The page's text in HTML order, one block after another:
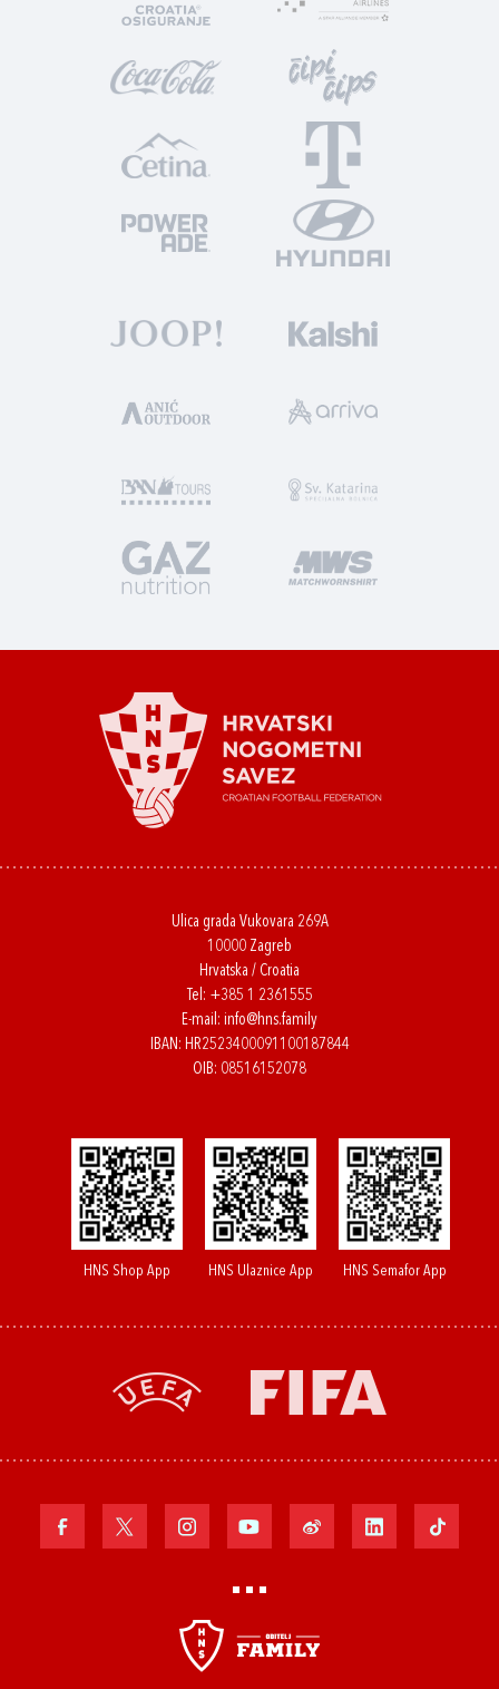
Ulica grada Vukovara 269A
10000 Zagreb
Hrvatska / Croatia
Tel: +385 1 2361555
E-mail: info@hns.family
IBAN: HR2523400091100187844
OIB: 08516152078
HNS Shop App HNS Ulaznice App HNS Semafor App